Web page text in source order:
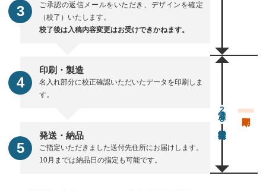
ご承認の返信メールをいただき、デザインを確定
（校了）いたします。
校了後は入稿内容変更はお受けできかねます。
印刷・製造
名入れ部分に校正確認いただいたデータを印刷しま
す。
発送・納品
ご指定いただきました送付先住所にお届けします。
10月までは納品日の指定も可能です。
通常23営業日後出荷